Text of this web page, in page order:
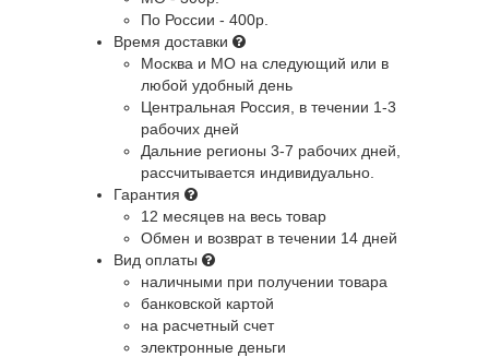
По России - 400р.
Время доставки
Москва и МО на следующий или в
любой удобный день
Центральная Россия , в течении 1-3
рабочих дней
Дальние регионы 3-7 рабочих дней,
рассчитывается индивидуально.
Гарантия
12 месяцев на весь товар
Обмен и возврат в течении 14 дней
Вид оплаты
наличными при получении товара
банковской картой
на расчетный счет
электронные деньги